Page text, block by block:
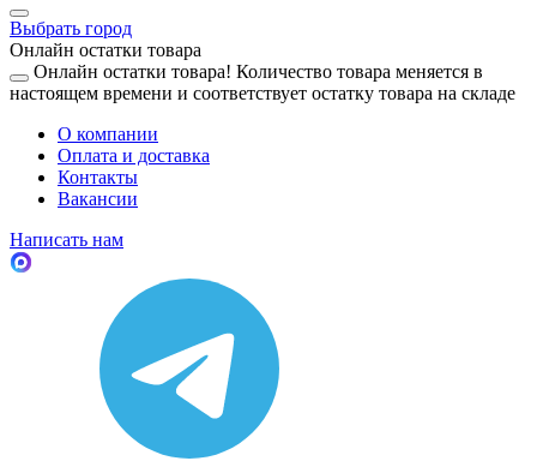
Выбрать город
Онлайн остатки товара
Онлайн остатки товара! Количество товара меняется в
настоящем времени и соответствует остатку товара на складе
О компании
Оплата и доставка
Контакты
Вакансии
Написать нам